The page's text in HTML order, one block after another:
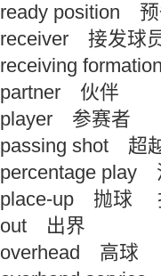
ready position
receiver 接发球
receiving
partner 伙伴
player 参赛者
passing shot 超
percentage play
place-up 抛球
out 出界
overhead 高球